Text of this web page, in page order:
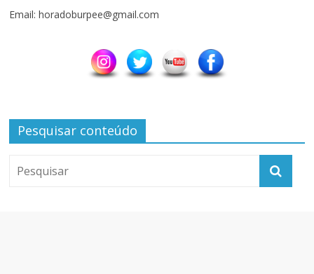
Email: horadoburpee@gmail.com
Pesquisar conteúdo